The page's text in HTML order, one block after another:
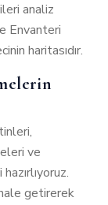
analiz
Envanteri
haritasıdır.
ve
getirerek